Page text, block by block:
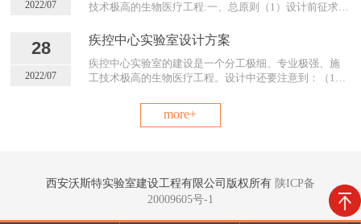
注重于空气的质量和洁净度，不过在一些特殊的实验中
求。
2022/07
技术极高的生物医疗工程:一、总原则（1）设计前征求使
的实验设备、箱柜、工具、台案数量和尺寸；（3）按照
四类病原体特性和污染途径，确定灭菌杀菌方案和控制
技术方案； （4）根据气溶胶特性和实验操作的危险，
制定出洁净度、气流流向、流速和压差梯度参数； （5）
要完全焚尸灭菌后，才能传出； （6）确定实验室的预
警、关闭、自救和逃生方案。二、物流、人流和三废处
门设计成控制式的，不允许同时打开）。任何物料只要
进入是实验区，不能原路返回。 （2）人流： a. 初更室—
气闸更衣室—淋浴更衣室—缓冲室—进入实验区。b. 离
28
2022/07
疾控中心实验室设计方案
疾控中心实验室的建设是一个分工极细、专业极强、施
工技术极高的生物医疗工程。设计中还要注意到：（1）
照四类病原体的特性和污染途径，确定控制技术方案和
灭菌杀菌方案；（3）根据气溶胶特性和实验操作的危
设备、工具、箱柜、台案数量和尺寸；（6）确定实验室
的预警、关闭、自救和逃生方案；1.人流和物流 (1) 人
流： 初更室—气闸更衣室—淋浴更衣室—缓冲室—进入
more+
西安沃斯特实验室建设工程有限公司版权所有 陕ICP备
20009605号-1